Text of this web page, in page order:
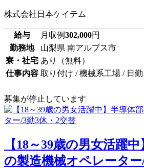
株式会社日本ケイテム
給与 月収例302,000円
勤務地
山梨県 南アルプス市
寮・社宅 あり（無料）
仕事内容 取り付け / 機械系工場 / 日勤
募集が停止しています
【18～39歳の男女活躍
の製造機械オペレータ